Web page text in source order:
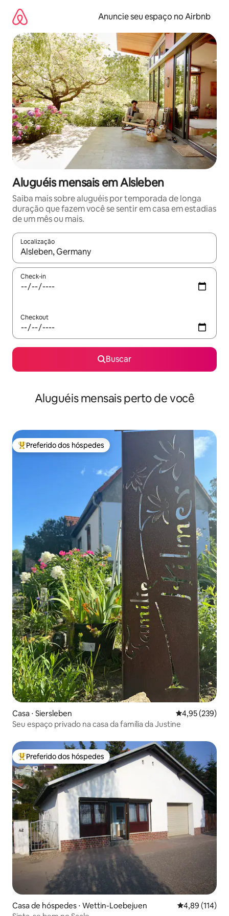
para
conteúdo
Anuncie seu espaço no Airbnb
Aluguéis mensais em Alsleben
Saiba mais sobre aluguéis por temporada de longa
duração que fazem você se sentir em casa em estadias
de um mês ou mais.
Localização
Quando os resultados estiverem disponíveis, explore-os
Check-in
Checkout
Buscar
Aluguéis mensais perto de você
Entre os melhores preferidos dos hóspedes
Preferido dos hóspedes
Casa ⋅ Siersleben 4,95 de uma
4,95 (239)
Seu espaço privado na casa da família da Justine
Entre os melhores preferidos dos hóspedes
Preferido dos hóspedes
Casa de hóspedes ⋅ Wettin-Loebejuen 4,89 de uma
4,89 (114)